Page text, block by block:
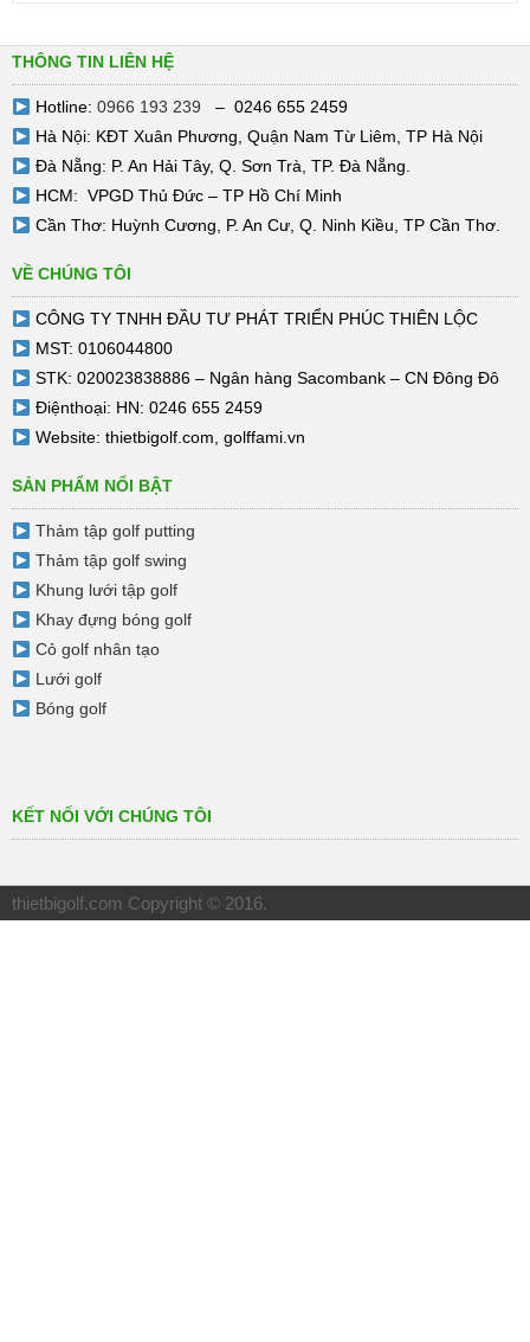
THÔNG TIN LIÊN HỆ
Hotline: 0966 193 239 – 0246 655 2459
Hà Nội: KĐT Xuân Phương, Quận Nam Từ Liêm, TP Hà Nội
Đà Nẵng: P. An Hải Tây, Q. Sơn Trà, TP. Đà Nẵng.
HCM: VPGD Thủ Đức – TP Hồ Chí Minh
Cần Thơ: Huỳnh Cương, P. An Cư, Q. Ninh Kiều, TP Cần Thơ.
VỀ CHÚNG TÔI
CÔNG TY TNHH ĐẦU TƯ PHÁT TRIỂN PHÚC THIÊN LỘC
MST: 0106044800
STK: 020023838886 – Ngân hàng Sacombank – CN Đông Đô
Điệnthoại: HN: 0246 655 2459
Website: thietbigolf.com, golffami.vn
SẢN PHẨM NỔI BẬT
Thảm tập golf putting
Thảm tập golf swing
Khung lưới tập golf
Khay đựng bóng golf
Cỏ golf nhân tạo
Lưới golf
Bóng golf
KẾT NỐI VỚI CHÚNG TÔI
thietbigolf.com Copyright © 2016.